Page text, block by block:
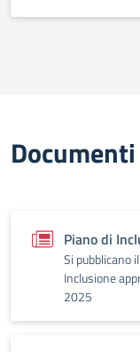
Piano di
Si pubblicano
Inclusione
2025